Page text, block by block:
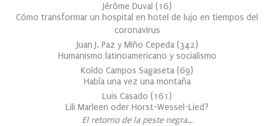
Jérôme Duval (16)
Cómo transformar un hospital en hotel de lujo en tiempos del
coronavirus
Juan J. Paz y Miño Cepeda (342)
Humanismo latinoamericano y socialismo
Koldo Campos Sagaseta (69)
Había una vez una montaña
Luis Casado (161 )
Lili Marleen oder Horst-Wessel-Lied?
El retorno de la peste negra…